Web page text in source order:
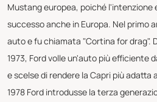
Mustang europea, poiché l'intenzione
successo anche in Europa. Nel primo
auto e fu chiamata "Cortina for drag".
1973, Ford volle un'auto più efficiente
e scelse di rendere la Capri più adatta
1978 Ford introdusse la terza